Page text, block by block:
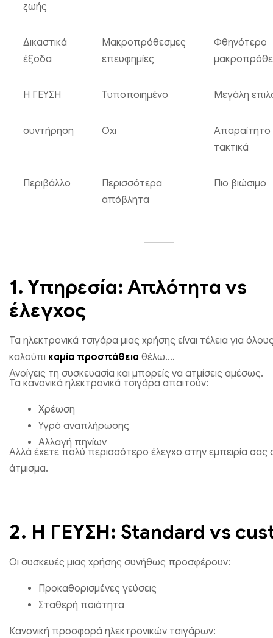
ζωής
Δικαστικά
έξοδα
Μακροπρόθεσμες
επευφημίες
Φθηνότερο
Η ΓΕΥΣΗ Τυποποιημένο Μεγάλη
συντήρηση Οχι
Απαραίτητο
τακτικά
Περιβάλλο
Περισσότερα
απόβλητα
Πιο βιώσιμο
1. Υπηρεσία: Απλότητα vs
έλεγχος
Τα ηλεκτρονικά τσιγάρα μιας χρήσης είναι τέλεια για
καλούπι καμία προσπάθεια θέλω.
Ανοίγεις τη συσκευασία και μπορείς να ατμίσεις αμέσως.
Τα κανονικά ηλεκτρονικά τσιγάρα απαιτούν:
Χρέωση
Υγρό αναπλήρωσης
Αλλαγή πηνίων
Αλλά έχετε πολύ περισσότερο έλεγχο στην εμπειρία σας
άτμισμα.
2. Η ΓΕΥΣΗ: Standard vs
Οι συσκευές μιας χρήσης συνήθως προσφέρουν:
Προκαθορισμένες γεύσεις
Σταθερή ποιότητα
Κανονική προσφορά ηλεκτρονικών τσιγάρων: